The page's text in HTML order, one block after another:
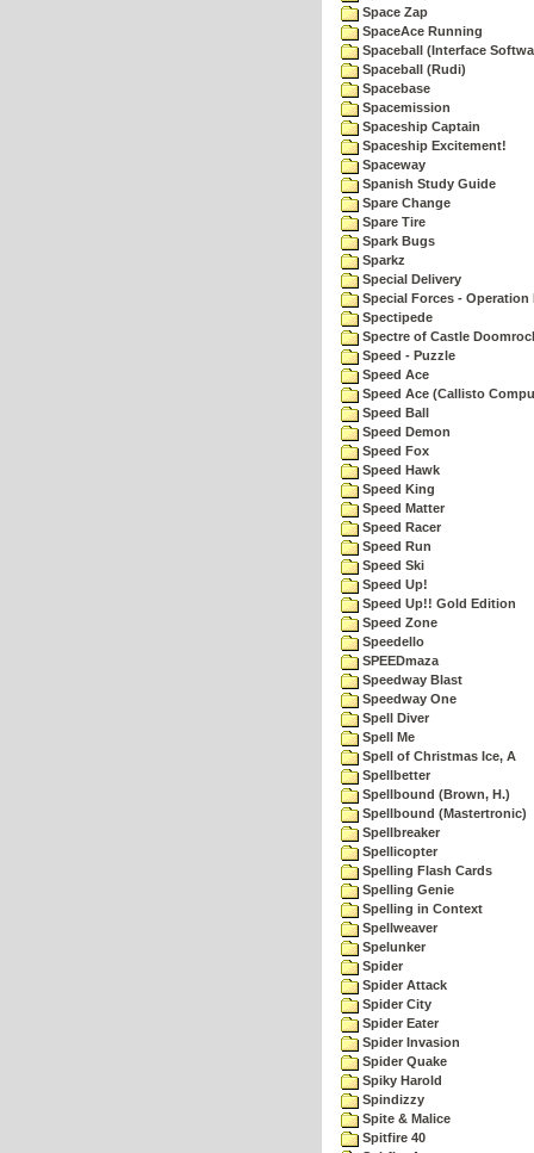
Space Zap
SpaceAce Running
Spaceball (Interface
Spaceball (Rudi)
Spacebase
Spacemission
Spaceship Captain
Spaceship Excitement!
Spaceway
Spanish Study Guide
Spare Change
Spare Tire
Spark Bugs
Sparkz
Special Delivery
Special Forces - Operation
Spectipede
Spectre of Castle
Speed - Puzzle
Speed Ace
Speed Ace (Callisto
Speed Ball
Speed Demon
Speed Fox
Speed Hawk
Speed King
Speed Matter
Speed Racer
Speed Run
Speed Ski
Speed Up!
Speed Up!! Gold Edition
Speed Zone
Speedello
SPEEDmaza
Speedway Blast
Speedway One
Spell Diver
Spell Me
Spell of Christmas Ice, A
Spellbetter
Spellbound (Brown, H.)
Spellbound (Mastertronic)
Spellbreaker
Spellicopter
Spelling Flash Cards
Spelling Genie
Spelling in Context
Spellweaver
Spelunker
Spider
Spider Attack
Spider City
Spider Eater
Spider Invasion
Spider Quake
Spiky Harold
Spindizzy
Spite & Malice
Spitfire 40